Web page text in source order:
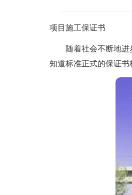
项目施工保证书
随着社会不断地进步
知道标准正式的保证书